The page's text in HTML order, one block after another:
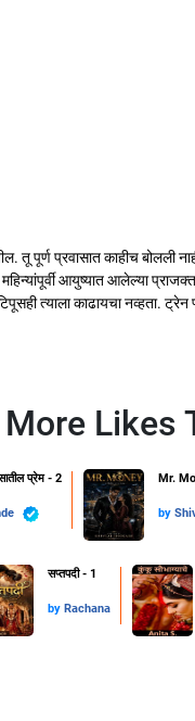
पूर्ण प्रवासात काहीच बोलली
आयुष्यात आलेल्या
त्याला काढायचा नव्हता.
More Likes
प्रेम - 2 Mr.
by
सप्तपदी - 1
by Rachana